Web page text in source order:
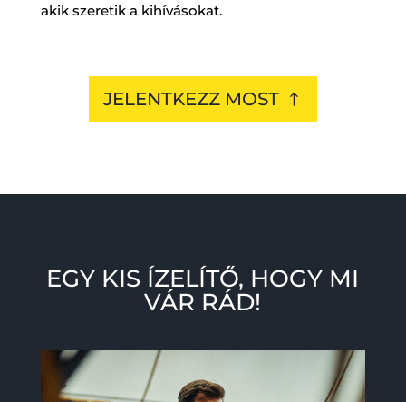
akik szeretik a kihívásokat.
JELENTKEZZ MOST
EGY KIS ÍZELÍTŐ, HOGY MI
VÁR RÁD!